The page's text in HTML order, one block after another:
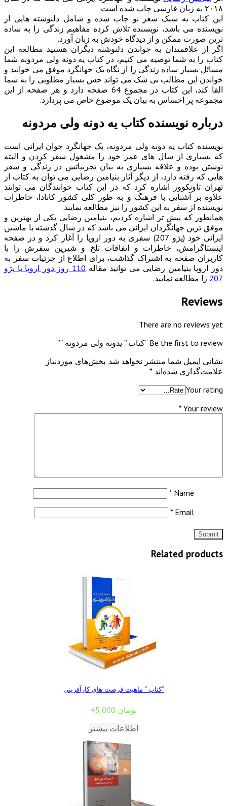
۲۰۱۸ به زبان فارسی چاپ شده است.
این کتاب به سبک شعر نو چاپ شده و شامل دلنوشته هایی از
نویسنده می باشد، نویسنده تلاش کرده مفاهیم زندگی را به ساده
ترین صورت ممکن و از دیدگاه خودش به زبان آورد.
اگر از علاقمندان به خواندن دلنوشته دیگران هستید مطالعه این
کتاب را به شما توصیه می کنیم، در کتاب یه دونه ولی مردونه شما
مسائل بسیار ساده زندگی را از نگاه یک جهانگرد موفق می خوانید و
خواندن این مطالب بی شک می تواند حس بسیار مطلوبی را به شما
القا کند، این کتاب در مجموع 64 صفحه دارد و هر صفحه از این
مجموعه پر احساس به بیان یک موضوع خاص می پردازد.
درباره نویسنده کتاب یه دونه ولی مردونه
نویسنده کتاب یه دونه ولی مردونه، یک جهانگرد جوان ایرانی است
که بسیاری از سال های عمر خود را مشغول سفر کردن و البته
نوشتن بوده و علاقه بسیاری به بیان تجربیاتش در زندگی و سفر
هایی که رفته دارد، از دیگر آثار بنیامین رضایی می توان به کتاب از
تهران تاونکوور اشاره کرد که در این کتاب خوانندگان می توانند
علاوه بر آشنایی با فرهنگ و به طور کلی کشور کانادا، خاطرات
نویسنده از سفر به این کشور را نیز مطالعه نمایند.
همانطور که پیش تر اشاره کردیم، بنیامین رضایی یکی از بهترین و
موفق ترین جهانگردان ایرانی می باشد که در سال گذشته با ماشین
ایرانی خود (پژو 207) سفری به دور اروپا را آغاز کرد و در صفحه
اینستاگرامش، خاطرات و اتفاقات تلخ و شیرین سفرش را با
کاربران صفحه به اشتراک گذاشت، برای اطلاع از جزئیات سفر به
دور اروپا بنیامین رضایی می توانید مقاله
110 روز دور اروپا با پژو
207 را مطالعه نمایید.
Reviews
There are no reviews yet.
Be the first to review “کتاب ” یدونه ولی مردونه “”
نشانی ایمیل شما منتشر نخواهد شد. بخش‌های موردنیاز
علامت‌گذاری شده‌اند *
Your rating
Your review
*
Name
*
Email
*
Related products
کتاب ” ماهیت فرصت های کارآفرینی”
45,000 تومان
اطلاعات بیشتر